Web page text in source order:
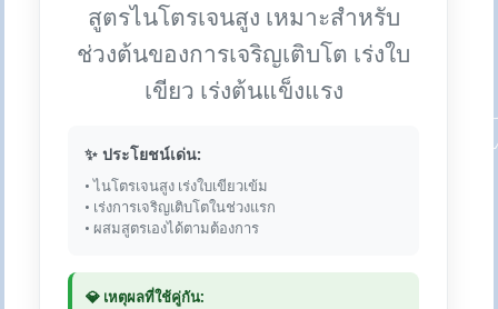
สูตรไนโตรเจนสูง เหมาะสำหรับ
ช่วงต้นของการเจริญเติบโต เร่งใบ
เขียว เร่งต้นแข็งแรง
✨ ประโยชน์เด่น:
• ไนโตรเจนสูง เร่งใบเขียวเข้ม
• เร่งการเจริญเติบโตในช่วงแรก
• ผสมสูตรเองได้ตามต้องการ
💎 เหตุผลที่ใช้คู่กัน: